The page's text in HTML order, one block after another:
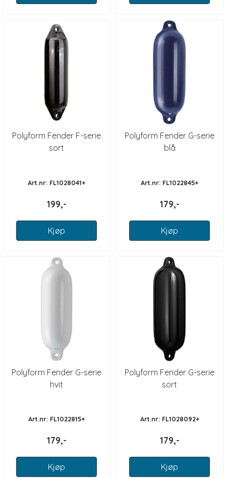
Polyform Fender F-serie
sort
Art.nr: FL1028041+
199,-
Kjøp
Polyform Fender G-serie
blå
Art.nr: FL1022845+
179,-
Kjøp
Polyform Fender G-serie
hvit
Art.nr: FL1022815+
179,-
Kjøp
Polyform Fender G-serie
sort
Art.nr: FL1028092+
179,-
Kjøp